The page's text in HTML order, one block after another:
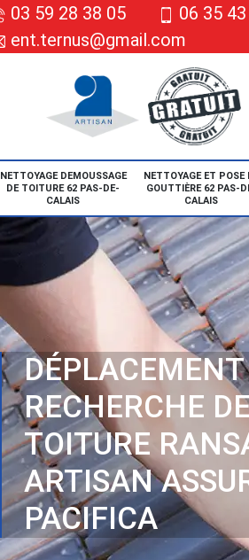
03 59 28 38 05
06 35
ent.ternus@gmail.com
NETTOYAGE DEMOUSSAGE
DE TOITURE 62 PAS-DE-
CALAIS
NETTOYAGE ET POSE
GOUTTIÈRE 62 PAS-
CALAIS
RECHERCHE
TOITURE
ARTISAN
PACIFICA